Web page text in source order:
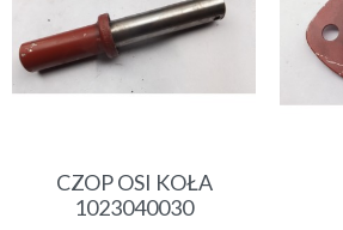
CZOP OSI KOŁA
1023040030